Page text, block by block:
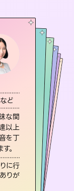
ど
な関
以上
を丁
。
に行
りが
など
最古の
せへ向
にも具
して
りまし
など
報告実績
の施術経
、より良
もこち
いらっ
女性）
ど
るようアドバイスします。
本心など
。対策が
代）
未来 など
同性愛や片
まで知りた
いることを
きます。
る所や濁
自分の気
男性）
ち など
って「今」と
あの人の気持
恋や人生のヒ
。
晴れまし
んだなと